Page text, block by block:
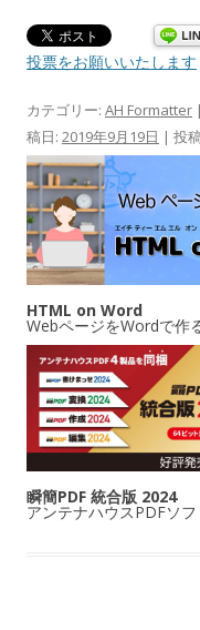
投票をお願いいたします
カテゴリー: AH Formatter
稿日: 2019年9月19日 | 投
HTML on Word
WebページをWordで作
瞬簡PDF 統合版 2024
アンテナハウスPDFソフ